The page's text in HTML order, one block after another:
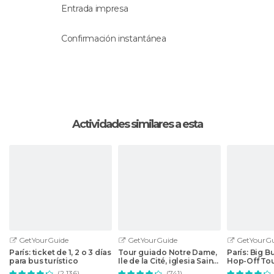
Entrada impresa
Confirmación instantánea
Actividades similares a esta
GetYourGuide
París: ticket de 1, 2 o 3 días
para bus turístico
GetYourGuide
Tour guiado Notre Dame,
Ile de la Cité, iglesia Saint
Julien
París: Big
Hop-Off
Crucero